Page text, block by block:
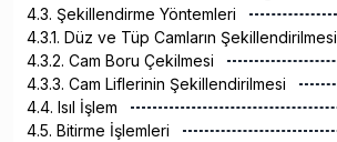
4.3. Şekillendirme Yöntemleri
4.3.1. Düz ve Tüp Camların Şekillendirilmesi
4.3.2. Cam Boru Çekilmesi
4.3.3. Cam Liflerinin Şekillendirilmesi
4.4. Isıl İşlem
4.5. Bitirme İşlemleri